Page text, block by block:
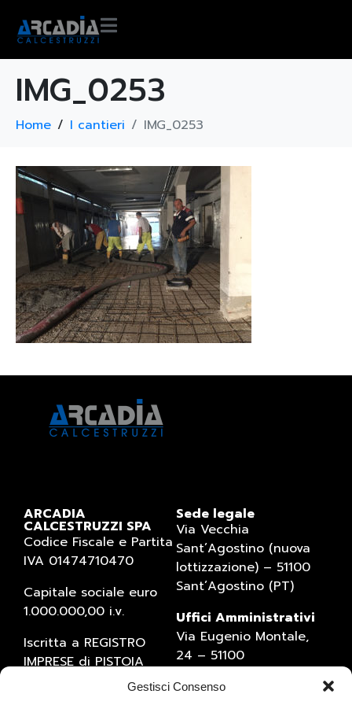
Gestisci Consenso
IMG_0253
Home I cantieri IMG_0253
ARCADIA
CALCESTRUZZI SPA
Codice Fiscale e Partita
IVA 01474710470
Capitale sociale euro
1.000.000,00 i.v.
Iscritta a REGISTRO
IMPRESE di PISTOIA
(numero 01474710470)
Sede legale
Via Vecchia
Sant’Agostino (nuova
lottizzazione) – 51100
Sant’Agostino (PT)
Uffici Amministrativi
Via Eugenio Montale,
24 – 51100
Tel. 0573934769 – Fax